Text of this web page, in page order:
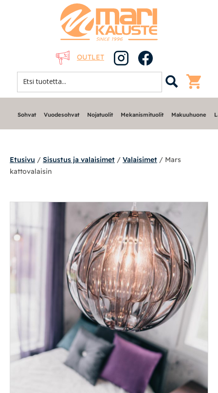
OUTLET
Mekanismituolit
Makuuhuone
Pöydät ja tuolit
Työpöydät ja työtuolit
Sohvat Vuodesohvat Nojatuolit Mekanismituolit Makuuhuone
Etusivu / Sisustus ja valaisimet / Valaisimet / Mars
kattovalaisin